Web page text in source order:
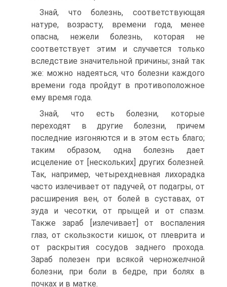
Знай, что болезнь, соответствующая
натуре, возрасту, времени года, менее
опасна, нежели болезнь, которая не
соответствует этим и случается только
вследствие значительной причины; знай так
же: можно надеяться, что болезни каждого
времени года пройдут в противоположное
ему время года.
Знай, что есть болезни, которые
переходят в другие болезни, причем
последние изгоняются и в этом есть благо;
таким образом, одна болезнь дает
исцеление от [нескольких] других болезней.
Так, например, четырехдневная лихорадка
часто излечивает от падучей, от подагры, от
расширения вен, от болей в суставах, от
зуда и чесотки, от прыщей и от спазм.
Также зараб [излечивает] от воспаления
глаз, от скользкости кишок, от плеврита и
от раскрытия сосудов заднего прохода.
Зараб полезен при всякой черножелчной
болезни, при боли в бедре, при болях в
почках и в матке.